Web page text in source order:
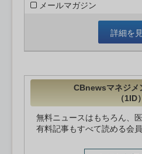
メールマガジン
詳細を
CBnewsマネジメ
（1ID）
無料ニュースはもちろん、
有料記事もすべて読める会員